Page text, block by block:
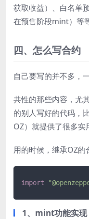
获取收益）、白名单
在预售阶段mint）等等
四、怎么写合约
自己要写的并不多，
共性的那些内容，尤
的别人写好的代码，
OZ）就提供了很多实
用的时候，继承OZ的
import
1、mint功能实现